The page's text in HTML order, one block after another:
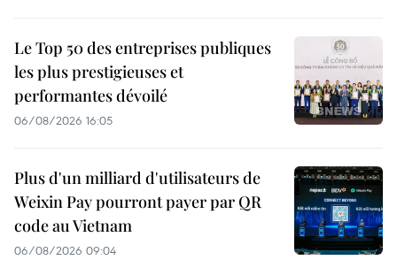
Le Top 50 des entreprises publiques
les plus prestigieuses et
performantes dévoilé
06/08/2026 16:05
Plus d'un milliard d'utilisateurs de
Weixin Pay pourront payer par QR
code au Vietnam
06/08/2026 09:04